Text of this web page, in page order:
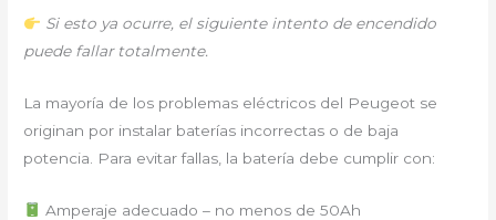
Si esto ya ocurre, el siguiente intento de encendido
puede fallar totalmente.
La mayoría de los problemas eléctricos del Peugeot se
originan por instalar baterías incorrectas o de baja
potencia. Para evitar fallas, la batería debe cumplir con:
Amperaje adecuado ⁠–⁠ no menos de 50Ah